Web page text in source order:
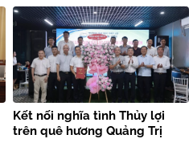
Kết nối nghĩa tình Thủy lợi
trên quê hương Quảng Trị